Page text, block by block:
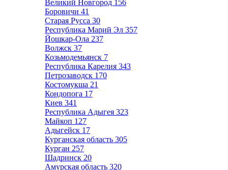
Великий Новгород 156
Боровичи 41
Старая Русса 30
Республика Марий Эл 357
Йошкар-Ола 237
Волжск 37
Козьмодемьянск 7
Республика Карелия 343
Петрозаводск 170
Костомукша 21
Кондопога 17
Киев 341
Республика Адыгея 323
Майкоп 127
Адыгейск 17
Курганская область 305
Курган 257
Шадринск 20
Амурская область 320